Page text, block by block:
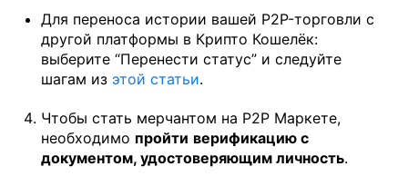
Для переноса истории вашей P2P-торговли с
другой платформы в Крипто Кошелёк:
выберите “Перенести статус” и следуйте
шагам из этой статьи.
Чтобы стать мерчантом на P2P Маркете,
необходимо пройти верификацию с
документом, удостоверяющим личность.